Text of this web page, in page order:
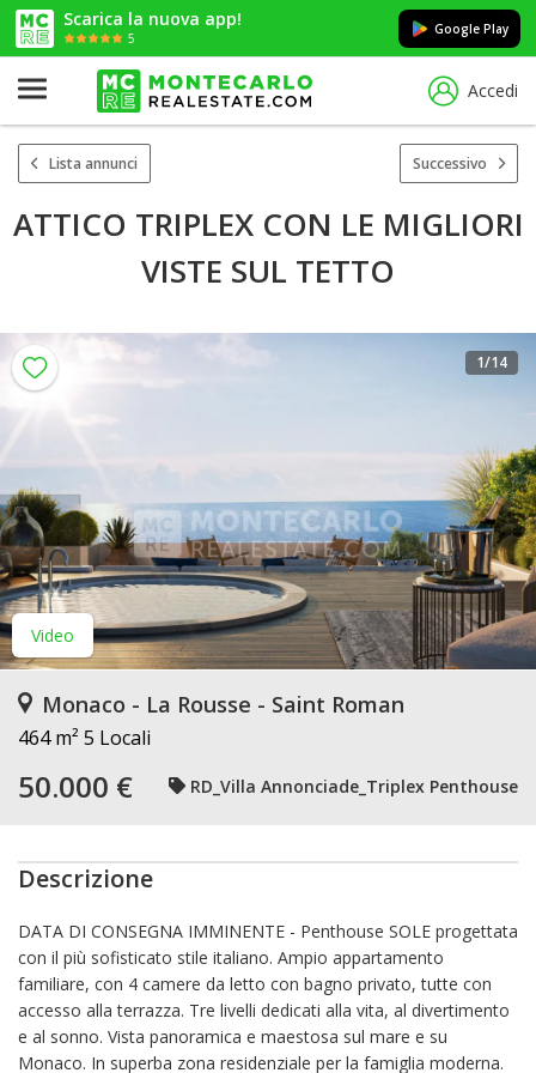
Scarica la nuova app!
5
Google Play
Accedi
Lista annunci Successivo
ATTICO TRIPLEX CON LE MIGLIORI
VISTE SUL TETTO
Video
1/14
Monaco - La Rousse - Saint Roman
464 m² 5 Locali
50.000 € RD_Villa Annonciade_Triplex Penthouse
Descrizione
DATA DI CONSEGNA IMMINENTE - Penthouse SOLE progettata
con il più sofisticato stile italiano. Ampio appartamento
familiare, con 4 camere da letto con bagno privato, tutte con
accesso alla terrazza. Tre livelli dedicati alla vita, al divertimento
e al sonno. Vista panoramica e maestosa sul mare e su
Monaco. In superba zona residenziale per la famiglia moderna.